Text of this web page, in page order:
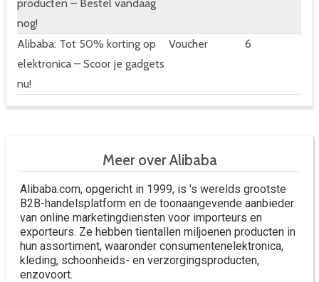
producten – Bestel vandaag
nog!
Alibaba: Tot 50% korting op
elektronica – Scoor je gadgets
nu!
Voucher 6
Meer over Alibaba
Alibaba.com, opgericht in 1999, is 's werelds grootste
B2B-handelsplatform en de toonaangevende aanbieder
van online marketingdiensten voor importeurs en
exporteurs. Ze hebben tientallen miljoenen producten in
hun assortiment, waaronder consumentenelektronica,
kleding, schoonheids- en verzorgingsproducten,
enzovoort.